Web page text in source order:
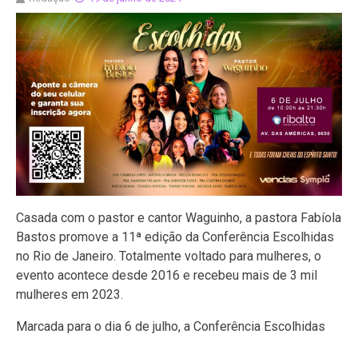
Casada com o pastor e cantor Waguinho, a pastora Fabíola
Bastos promove a 11ª edição da Conferência Escolhidas
no Rio de Janeiro. Totalmente voltado para mulheres, o
evento acontece desde 2016 e recebeu mais de 3 mil
mulheres em 2023.
Marcada para o dia 6 de julho, a Conferência Escolhidas